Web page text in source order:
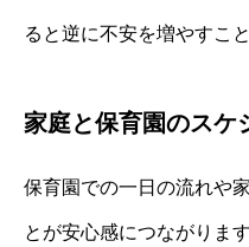
ると逆に不安を増やすこ
家庭と保育園のスケ
保育園での一日の流れや
とが安心感につながりま